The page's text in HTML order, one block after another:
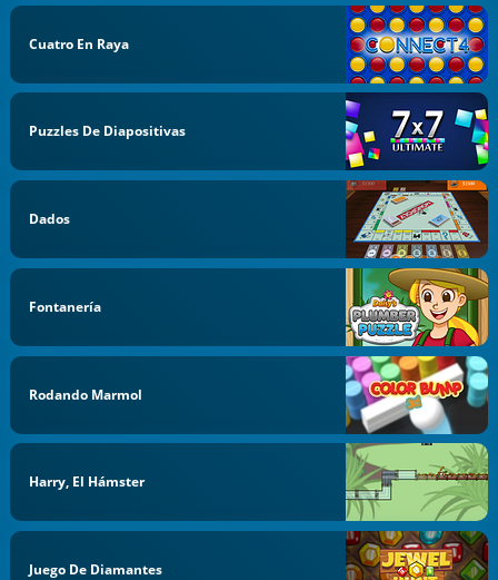
Cuatro En Raya
Puzzles De Diapositivas
Dados
Fontanería
Rodando Marmol
Harry, El Hámster
Juego De Diamantes